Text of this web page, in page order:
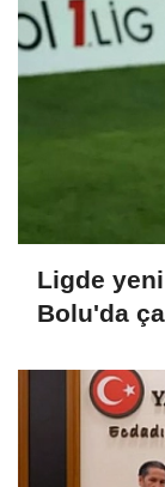
Ligde
Bolu'da